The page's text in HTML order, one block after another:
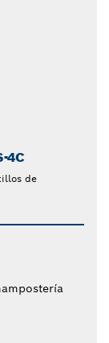
4C
de